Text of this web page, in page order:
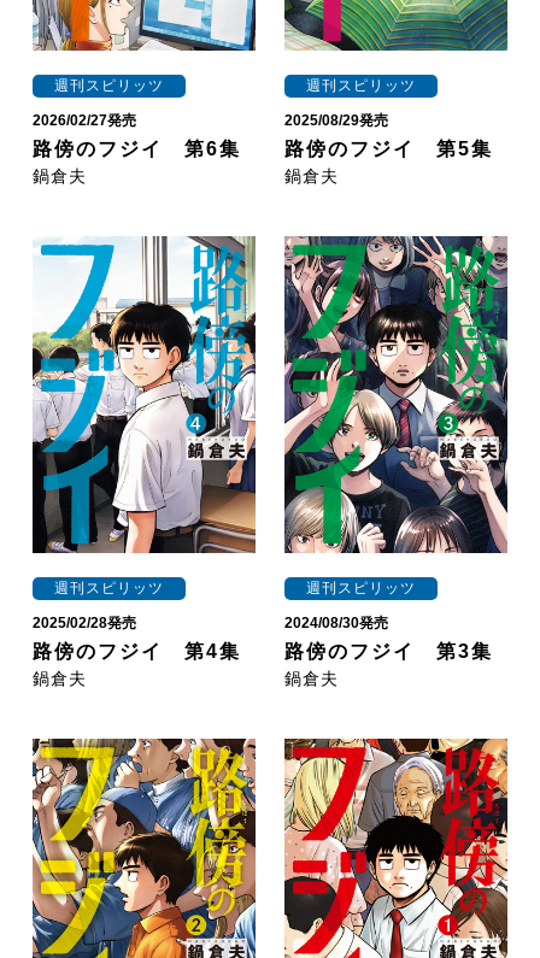
週刊スピリッツ
2026/02/27発売
路傍のフジイ 第6集
鍋倉夫
週刊スピリッツ
2025/08/29発売
路傍のフジイ 第5集
鍋倉夫
週刊スピリッツ
2025/02/28発売
路傍のフジイ 第4集
鍋倉夫
週刊スピリッツ
2024/08/30発売
路傍のフジイ 第3集
鍋倉夫